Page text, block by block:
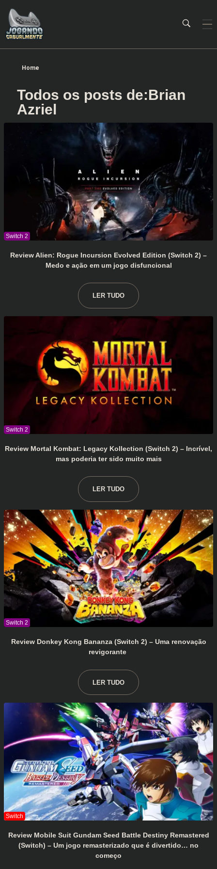
Home
Todos os posts de:Brian
Azriel
Review Alien: Rogue Incursion Evolved Edition (Switch 2) –
Medo e ação em um jogo disfuncional
LER TUDO
Review Mortal Kombat: Legacy Kollection (Switch 2) – Incrível,
mas poderia ter sido muito mais
LER TUDO
Review Donkey Kong Bananza (Switch 2) – Uma renovação
revigorante
LER TUDO
Review Mobile Suit Gundam Seed Battle Destiny Remastered
(Switch) – Um jogo remasterizado que é divertido… no
começo